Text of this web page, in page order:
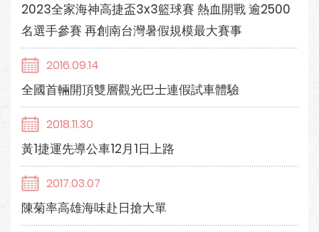
2023全家海神高捷盃3x3籃球賽 熱血開戰 逾2500
名選手參賽 再創南台灣暑假規模最大賽事
2016.09.14
全國首輛開頂雙層觀光巴士連假試車體驗
2018.11.30
黃1捷運先導公車12月1日上路
2017.03.07
陳菊率高雄海味赴日搶大單